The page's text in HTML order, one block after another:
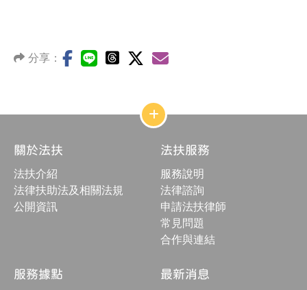
分享：
網
站
構
合
按
鈕
關於法扶
法扶介紹
法律扶助法及相關法規
公開資訊
法扶服務
服務說明
法律諮詢
申請法扶律師
常見問題
合作與連結
服務據點 最新消息